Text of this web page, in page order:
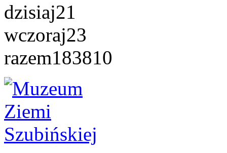
dzisiaj21
wczoraj23
razem183810